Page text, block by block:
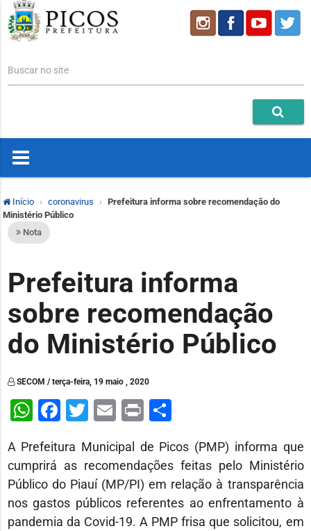
Buscar no site
Início coronavirus
Prefeitura informa sobre recomendação do
Ministério Público
Nota
Prefeitura informa
sobre recomendação
do Ministério Público
SECOM / terça-feira, 19 maio , 2020
WhatsApp
Facebook
Twitter
Email
PrintShare
A Prefeitura Municipal de Picos (PMP) informa que
cumprirá as recomendações feitas pelo Ministério
Público do Piauí (MP/PI) em relação à transparência
nos gastos públicos referentes ao enfrentamento à
pandemia da Covid-19. A PMP frisa que solicitou, em